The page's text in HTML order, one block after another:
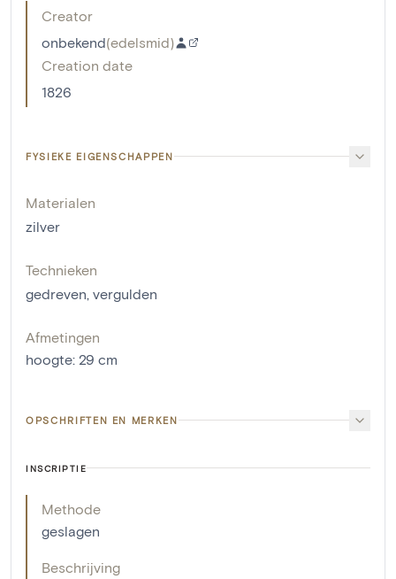
Creator
onbekend(edelsmid)
Creation date
1826
FYSIEKE EIGENSCHAPPEN
Materialen
zilver
Technieken
gedreven vergulden
Afmetingen
hoogte: 29 cm
OPSCHRIFTEN EN MERKEN
INSCRIPTIE
Methode
geslagen
Beschrijving